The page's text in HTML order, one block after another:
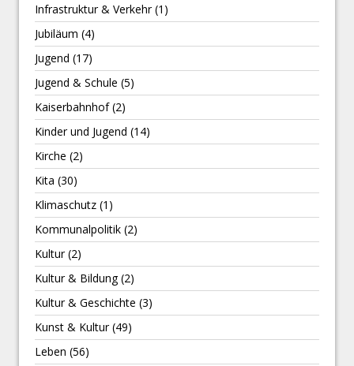
Infrastruktur & Verkehr(1)
Jubiläum (4)
Jugend (17)
Jugend & Schule (5)
Kaiserbahnhof(2)
Kinder und Jugend (14)
Kirche (2)
Kita (30)
Klimaschutz (1)
Kommunalpolitik (2)
Kultur(2)
Kultur & Bildung(2)
Kultur & Geschichte (3)
Kunst & Kultur(49)
Leben (56)